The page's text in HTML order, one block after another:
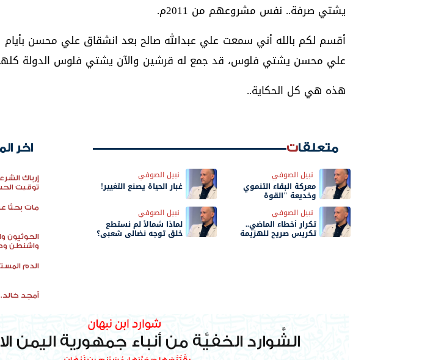
يشتي صرفة.. نفس مشروعهم من 2011م.
علي محسن يشتي فلوس، قد جمع له قرشين والآن يشتي فلوس الدولة
هذه هي كل الحكاية..
متعلقات
نبيل الصوفي
معركة البقاء التنموي
وخديعة "القوة
نبيل الصوفي
غبار الحياة يصنع التغيير!
نبيل الصوفي
تكرار أخطاء الماضي..
تكريس صريح للهزيمة
نبيل الصوفي
لماذا شمالاً لم نستطع
خلق توجه نضالي شعبي؟
اخر
إرباك
توقيت
مات بحثًا
الحوثيون
واشنطن
الدم
أمجد